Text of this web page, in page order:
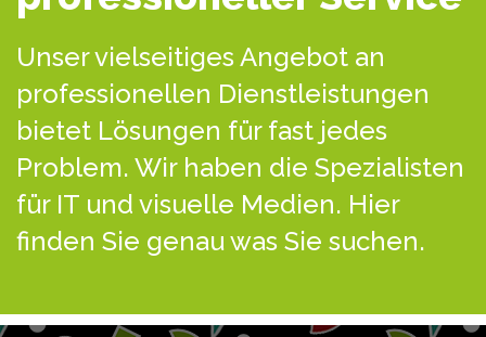
Unser vielseitiges Angebot an
professionellen Dienstleistungen
bietet Lösungen für fast jedes
Problem. Wir haben die Spezialisten
für IT und visuelle Medien. Hier
finden Sie genau was Sie suchen.